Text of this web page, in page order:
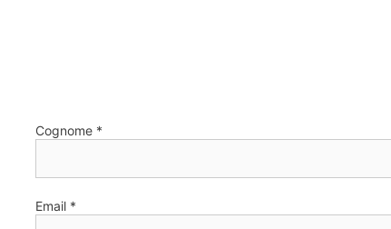
Cognome *
Email *